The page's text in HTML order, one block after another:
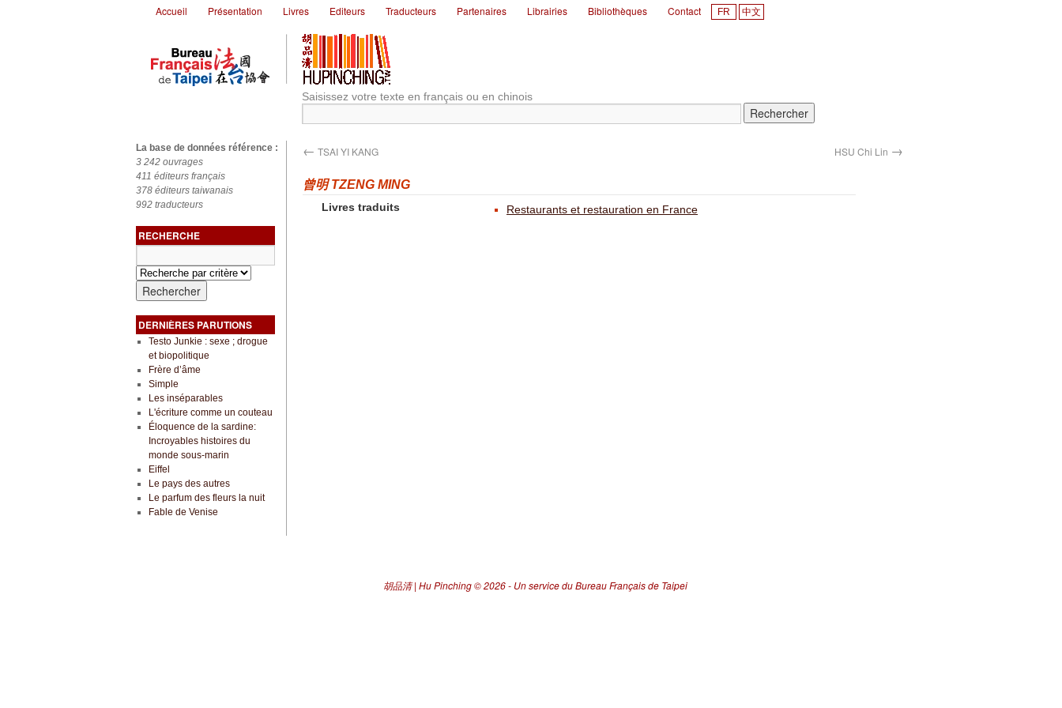
Accueil Présentation Livres Editeurs Traducteurs Partenaires Librairies Bibliothèques Contact FR 中文
Saisissez votre texte en français ou en chinois
La base de données référence :
3 242 ouvrages
411 éditeurs français
378 éditeurs taiwanais
992 traducteurs
RECHERCHE
DERNIÈRES PARUTIONS
Testo Junkie : sexe ; drogue
et biopolitique
Frère d’âme
Simple
Les inséparables
L'écriture comme un couteau
Éloquence de la sardine:
Incroyables histoires du
monde sous-marin
Eiffel
Le pays des autres
Le parfum des fleurs la nuit
Fable de Venise
← TSAI YI KANG HSU Chi Lin →
曾明 TZENG MING
Livres traduits Restaurants et restauration en France
胡品清 | Hu Pinching© 2026 - Un service du Bureau Français de Taipei